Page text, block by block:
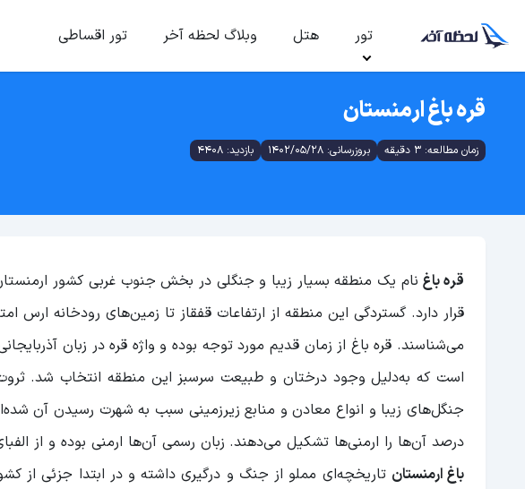
تور هتل وبلاگ لحظه آخر تور اقساطی
قره باغ ارمنستان
زمان مطالعه: 3 دقیقه بروزرسانی: 1402/05/28 بازدید: 4408
قره باغنام یک منطقه بسیار زیبا و جنگلی در بخش جنوب غربی کشور
قرار دارد. گستردگی این منطقه از ارتفاعات قفقاز تا زمین‌های رودخانه ارس
می‌شناسند. قره باغ از زمان قدیم مورد توجه بوده و واژه قره در زبان
است که به‌دلیل وجود درختان و طبیعت سرسبز این منطقه انتخاب شد.
درصد آن‌ها را ارمنی‌ها تشکیل می‌دهند. زبان رسمی آن‌ها ارمنی بوده و از
باغ ارمنستان تاریخچه‌ای مملو از جنگ و درگیری داشته و در ابتدا جزئی از